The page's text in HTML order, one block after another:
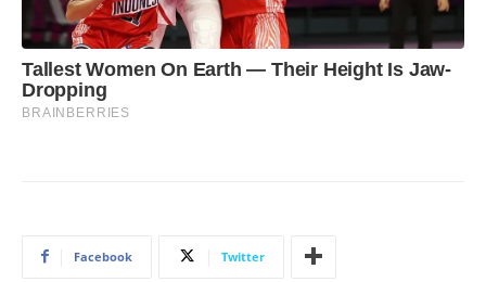
Facebook Twitter